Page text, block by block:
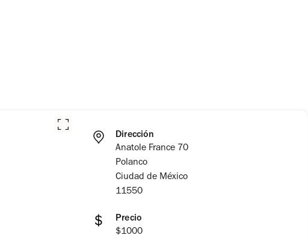
Dirección
Anatole France 70
Polanco
Ciudad de México
11550
Precio
$1000